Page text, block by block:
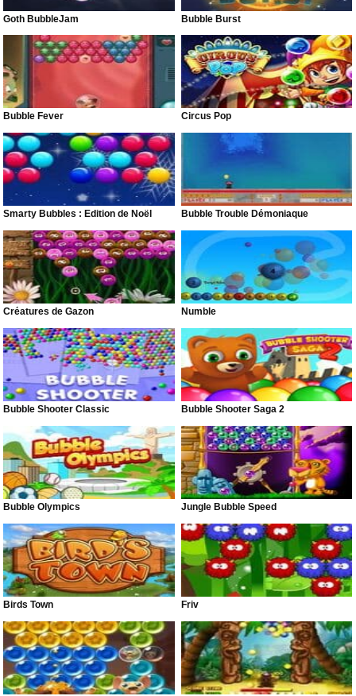
Goth BubbleJam Bubble Burst
Bubble Fever Circus Pop
Smarty Bubbles : Édition de Noël Bubble Trouble Démoniaque
Créatures de Gazon Numble
Bubble Shooter Classic Bubble Shooter Saga 2
Bubble Olympics Jungle Bubble Speed
Birds Town Friv